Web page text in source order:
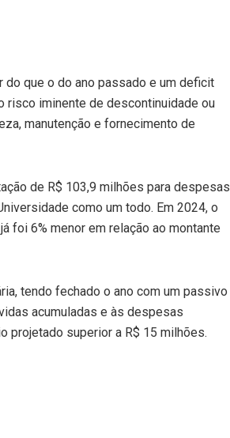
do que o do ano passado e um deficit
risco iminente de descontinuidade ou
manutenção e fornecimento de
de R$ 103,9 milhões para despesas
como um todo. Em 2024, o
foi 6% menor em relação ao montante
tendo fechado o ano com um passivo
acumuladas e às despesas
projetado superior a R$ 15 milhões.